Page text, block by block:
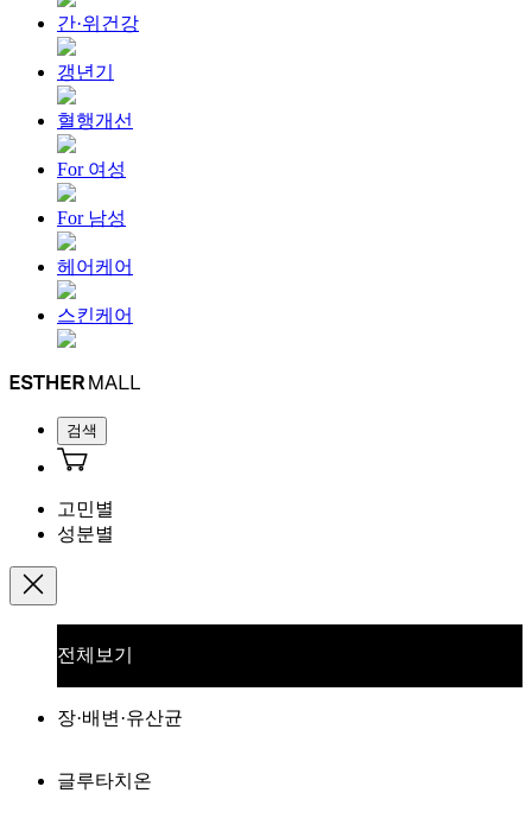
간·위건강
갱년기
혈행개선
For 여성
For 남성
헤어케어
스킨케어
검색
고민별
성분별
전체보기
장·배변·유산균
글루타치온